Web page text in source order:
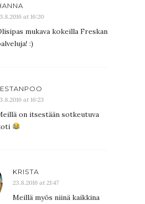
at 16:20
mukava kokeilla Freskan
:)
at 16:23
on itsestään sotkeutuva
KRISTA
23.8.2016 at 21:47
Meillä myös niinä kaikkina